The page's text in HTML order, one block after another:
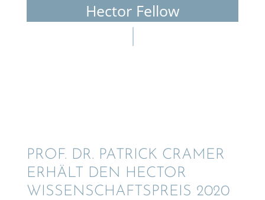
Hector Fellow
PROF. DR. PATRICK CRAMER
ERHÄLT DEN HECTOR
WISSEN­SCHAFTS­PREIS 2020